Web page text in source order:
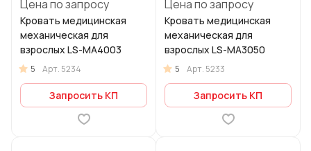
Цена по запросу
Кровать медицинская
механическая для
взрослых LS-МА4003
5 Арт. 5234
Запросить КП
Цена по запросу
Кровать медицинская
механическая для
взрослых LS-МА3050
5 Арт. 5233
Запросить КП